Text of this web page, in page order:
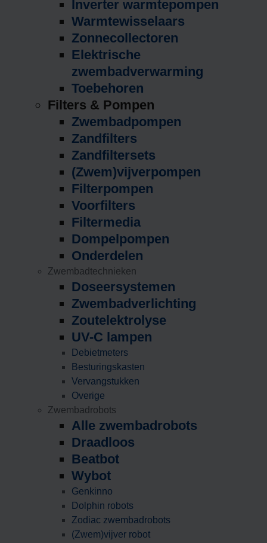
Inverter warmtepompen
Warmtewisselaars
Zonnecollectoren
Elektrische
zwembadverwarming
Toebehoren
Filters & Pompen
Zwembadpompen
Zandfilters
Zandfiltersets
(Zwem)vijverpompen
Filterpompen
Voorfilters
Filtermedia
Dompelpompen
Onderdelen
Zwembadtechnieken
Doseersystemen
Zwembadverlichting
Zoutelektrolyse
UV-C lampen
Debietmeters
Besturingskasten
Vervangstukken
Overige
Zwembadrobots
Alle zwembadrobots
Draadloos
Beatbot
Wybot
Genkinno
Dolphin robots
Zodiac zwembadrobots
(Zwem)vijver robot